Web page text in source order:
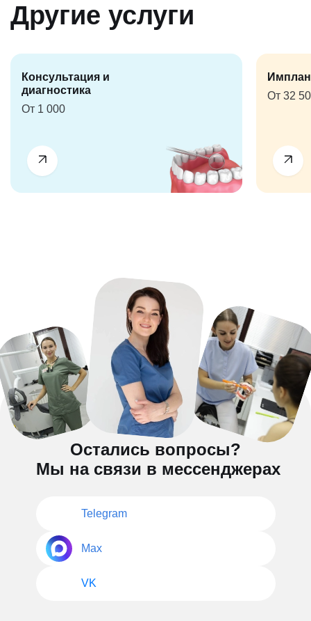
Другие услуги
Консультация и
диагностика
От 1 000
От 32
Остались вопросы?
Мы на связи в мессенджерах
Telegram
Max
VK